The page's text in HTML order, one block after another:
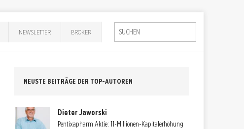
NEWSLETTER BROKER
NEUSTE BEITRÄGE DER TOP-AUTOREN
Dieter Jaworski
Pentixapharm Aktie: 11-Millionen-Kapitalerhöhung